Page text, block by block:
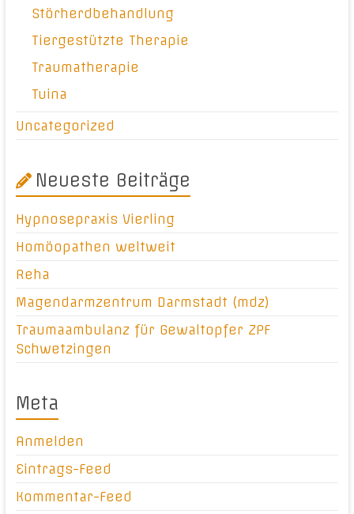
Störherdbehandlung
Tiergestützte Therapie
Traumatherapie
Tuina
Uncategorized
Neueste Beiträge
Hypnosepraxis Vierling
Homöopathen weltweit
Reha
Magendarmzentrum Darmstadt (mdz)
Traumaambulanz für Gewaltopfer ZPF
Schwetzingen
Meta
Anmelden
Eintrags-Feed
Kommentar-Feed